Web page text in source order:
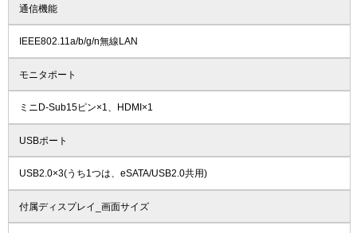
通信機能
IEEE802.11a/b/g/n無線LAN
モニタポート
ミニD-Sub15ピン×1、HDMI×1
USBポート
USB2.0×3(うち1つは、eSATA/USB2.0共用)
付属ディスプレイ_画面サイズ